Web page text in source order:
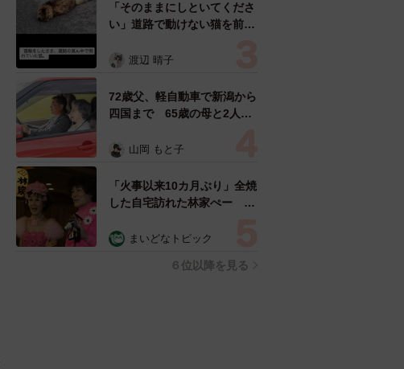
「そのままにしといてくださ
い」道路で動けない猫を前に
ようとした4日間 「命の重
表の訴え
渡辺 晴子
72歳父、軽自動車で新潟から
四国まで 65歳の母と2人で
憩まで分刻み… 「大学生で
山岡 もと子
「火事以来10カ月ぶり」全焼
した自宅訪れた林家ぺー 内
ン状態の部屋に呆然
まいどなトピック
６位以降を見る